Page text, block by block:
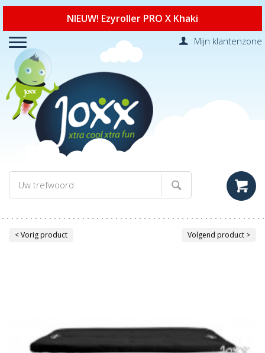
NIEUW! Ezyroller PRO X Khaki
Mijn klantenzone
< Vorig product Volgend product >